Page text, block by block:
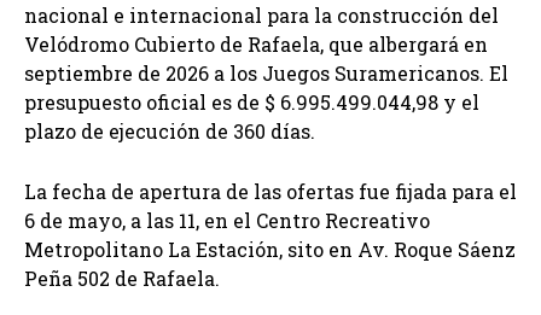
nacional e internacional para la construcción del
Velódromo Cubierto de Rafaela, que albergará en
septiembre de 2026 a los Juegos Suramericanos. El
presupuesto oficial es de $ 6.995.499.044,98 y el
plazo de ejecución de 360 días.
La fecha de apertura de las ofertas fue fijada para el
6 de mayo, a las 11, en el Centro Recreativo
Metropolitano La Estación, sito en Av. Roque Sáenz
Peña 502 de Rafaela.